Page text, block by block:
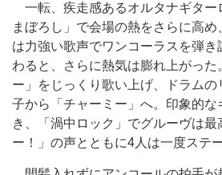
一転、疾走感あるオルタナギター
まぼろし」で会場の熱をさらに高
は力強い歌声でワンコーラスを弾
わると、さらに熱気は膨れ上がった
ー」をじっくり歌い上げ、ドラム
子から「チャーミー」へ。印象的な
き、「渦中ロック」でグルーヴは最
ー！」の声とともに4人は一度ステ